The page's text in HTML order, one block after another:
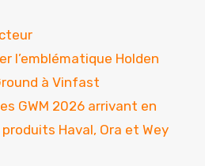
l’emblématique Holden
à Vinfast
GWM 2026 arrivant en
Haval, Ora et Wey